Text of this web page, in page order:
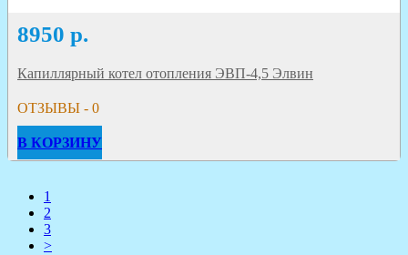
8950 р.
Капиллярный котел отопления ЭВП-4,5 Элвин
ОТЗЫВЫ - 0
В КОРЗИНУ
1
2
3
>